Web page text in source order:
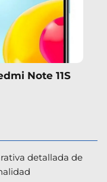
Note 11S
detallada de